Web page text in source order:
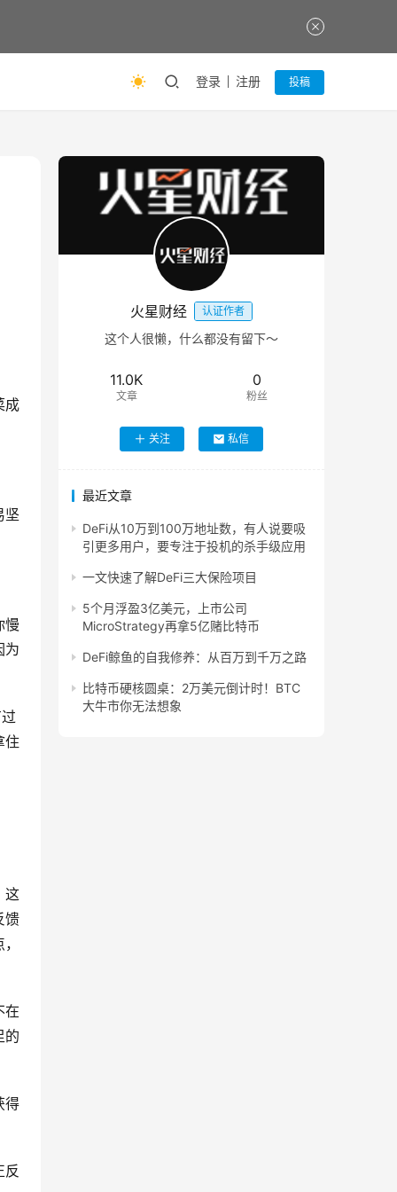
登录 注册 投稿
成
坚
慢
为
住
这
馈
在
的
得
反
火星财经 认证作者
这个人很懒，什么都没有留下～
11.0K
文章
0
粉丝
关注 私信
最近文章
DeFi从10万到100万地址数，有人说要吸
引更多用户，要专注于投机的杀手级应用
一文快速了解DeFi三大保险项目
5个月浮盈3亿美元，上市公司
MicroStrategy再拿5亿赌比特币
DeFi鲸鱼的自我修养：从百万到千万之路
比特币硬核圆桌：2万美元倒计时！BTC
大牛市你无法想象